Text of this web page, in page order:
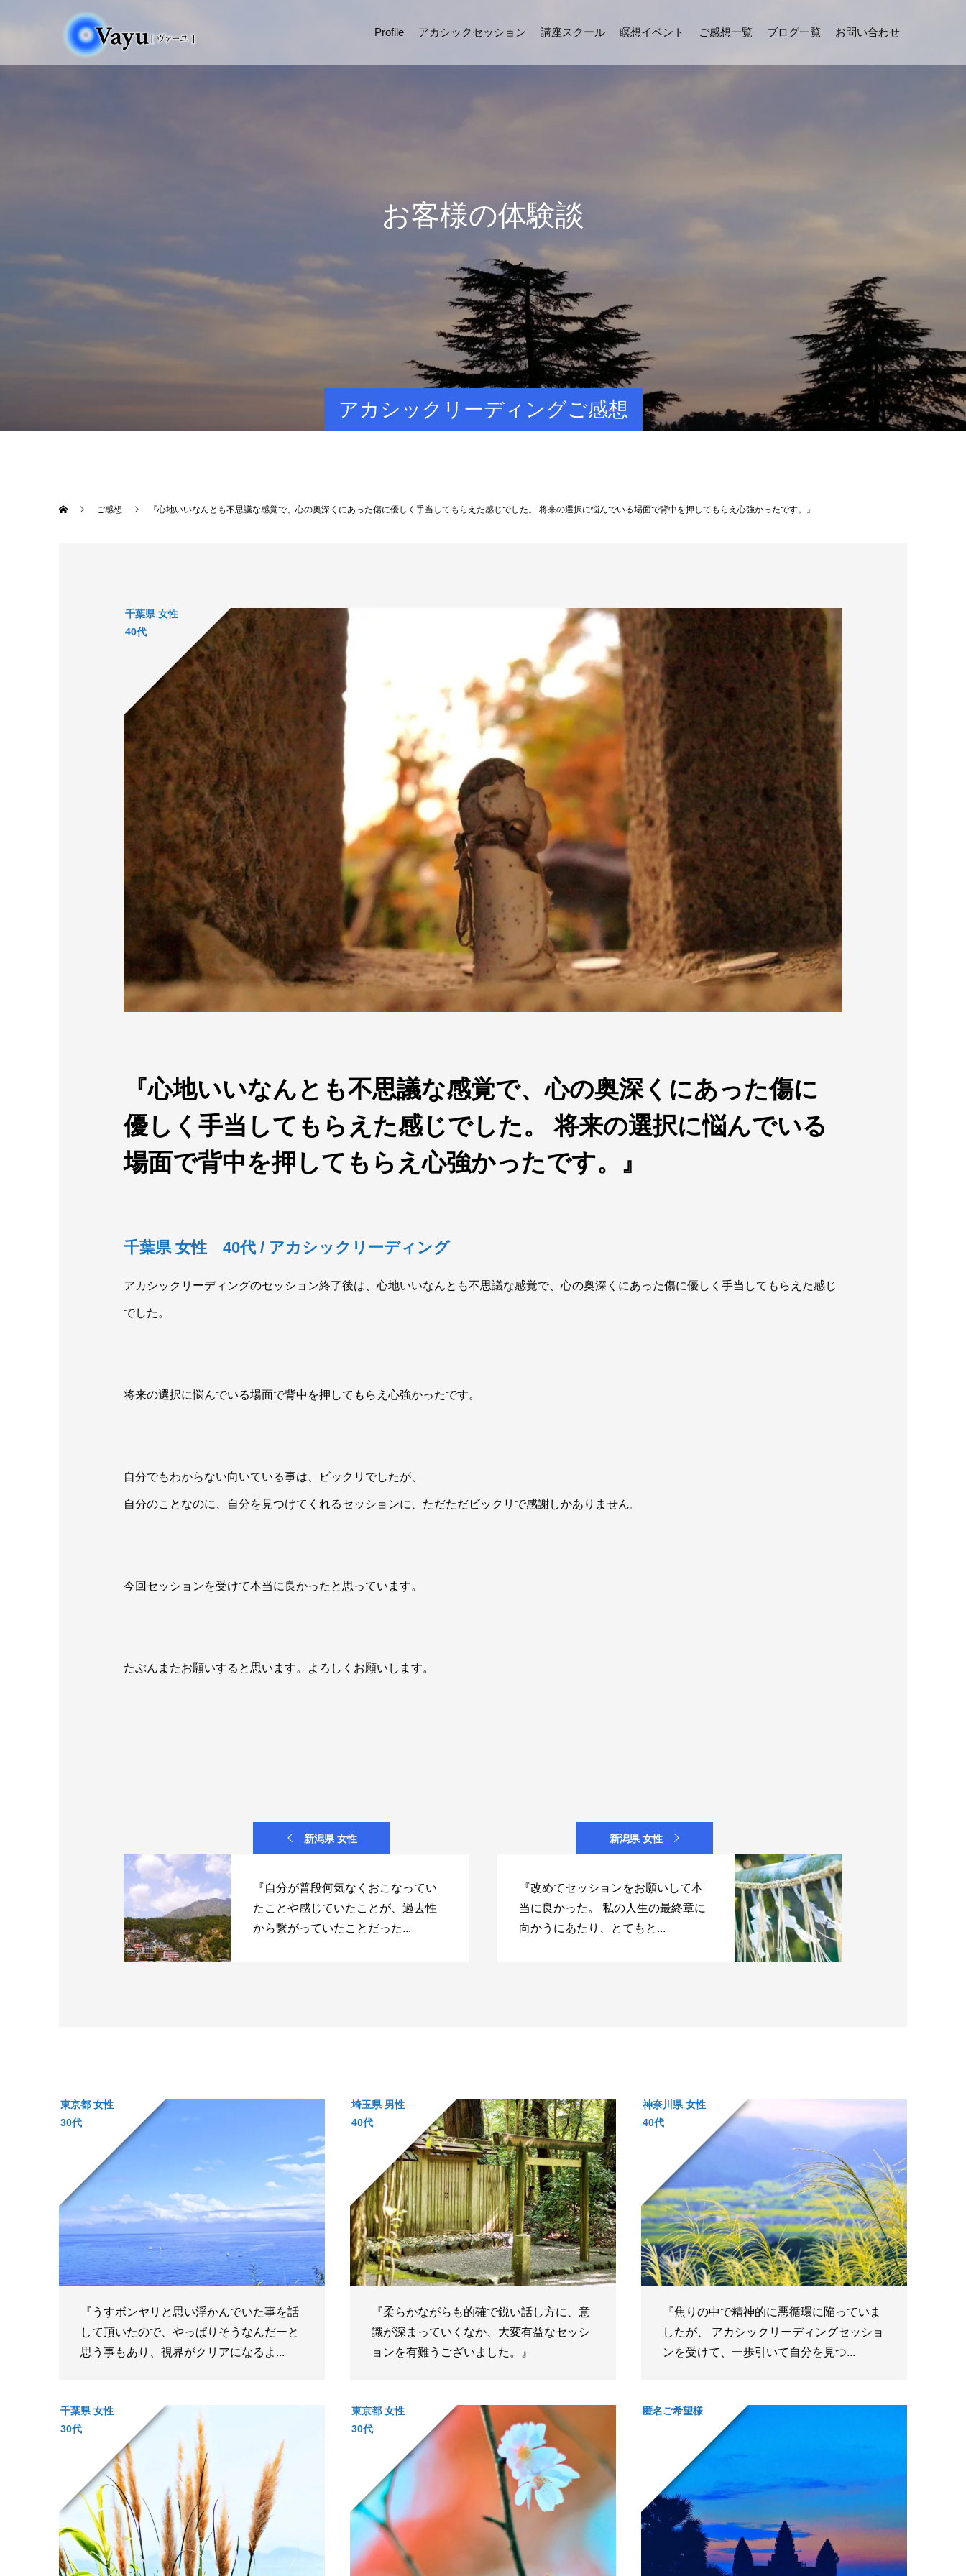
Profile アカシックセッション 講座スクール 瞑想イベント ご感想一覧 ブログ一覧 お問い合わせ
アカシックリーディングご感想
お客様の体験談
ご感想 『心地いいなんとも不思議な感覚で、心の奥深くにあった傷に優しく手当してもらえた感じでした。 将来の選択に悩んでいる場面で背中を押してもらえ心強かったです。』 ​
千葉県 女性
40代
『心地いいなんとも不思議な感覚で、心の奥深くにあった傷に
優しく手当してもらえた感じでした。 将来の選択に悩んでいる
場面で背中を押してもらえ心強かったです。』 ​
千葉県 女性 40代 / アカシックリーディング
アカシックリーディングのセッション終了後は、心地いいなんとも不思議な感覚で、心の奥深くにあった傷に優しく手当してもらえた感じ
でした。
将来の選択に悩んでいる場面で背中を押してもらえ心強かったです。
自分でもわからない向いている事は、ビックリでしたが、
自分のことなのに、自分を見つけてくれるセッションに、ただただビックリで感謝しかありません。
今回セッションを受けて本当に良かったと思っています。
たぶんまたお願いすると思います。よろしくお願いします。
新潟県 女性
『自分が普段何気なくおこなってい
たことや感じていたことが、過去性
から繋がっていたことだった...
新潟県 女性
『改めてセッションをお願いして本
当に良かった。 私の人生の最終章に
向かうにあたり、とてもと...
東京都 女性
30代
『うすボンヤリと思い浮かんでいた事を話
して頂いたので、やっぱりそうなんだーと
思う事もあり、視界がクリアになるよ...
埼玉県 男性
40代
『柔らかながらも的確で鋭い話し方に、意
識が深まっていくなか、大変有益なセッシ
ョンを有難うございました。』 ​
神奈川県 女性
40代
『焦りの中で精神的に悪循環に陥っていま
したが、 アカシックリーディングセッショ
ンを受けて、一歩引いて自分を見つ...
千葉県 女性
30代
東京都 女性
30代
匿名ご希望様